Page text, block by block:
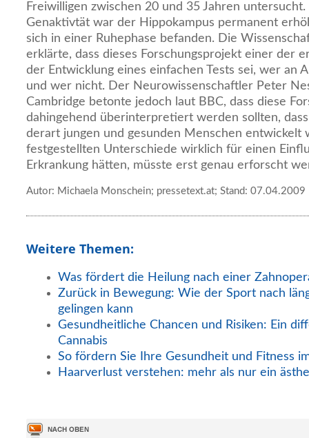
Freiwilligen zwischen 20 und 35 Jahren
Genaktivtät war der Hippokampus permanent
sich in einer Ruhephase befanden. Die
erklärte, dass dieses Forschungsprojekt einer der
der Entwicklung eines einfachen Tests sei, wer an
und wer nicht. Der Neurowissenschaftler Peter
Cambridge betonte jedoch laut BBC, dass diese
dahingehend überinterpretiert werden sollten,
derart jungen und gesunden Menschen entwickelt
festgestellten Unterschiede wirklich für einen
Erkrankung hätten, müsste erst genau erforscht
Autor: Michaela Monschein; pressetext.at; Stand: 07.04.2009
Weitere Themen:
Was fördert die Heilung nach einer
Zurück in Bewegung: Wie der Sport nach
gelingen kann
Gesundheitliche Chancen und Risiken: Ein
Cannabis
So fördern Sie Ihre Gesundheit und Fitness
Haarverlust verstehen: mehr als nur ein